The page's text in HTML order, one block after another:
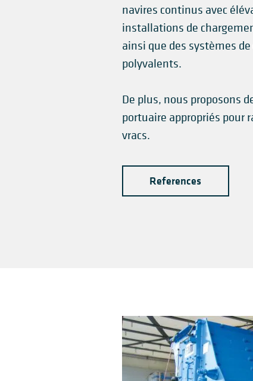
navires continus avec
installations de
ainsi que des systèmes
polyvalents.
De plus, nous proposons
portuaire appropriés pour
vracs.
References